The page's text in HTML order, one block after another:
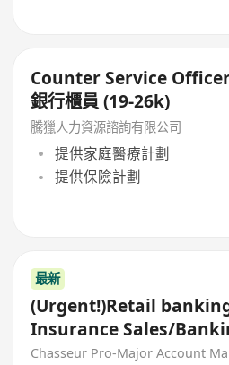
Counter Service
銀行櫃員 (19-26k)
騰獵人力資源諮詢有限公司
提供家庭醫療計劃
提供保險計劃
最新
(Urgent!)Retail
Insurance Sales/
Sales(Welcome
Chasseur Pro-Major Account